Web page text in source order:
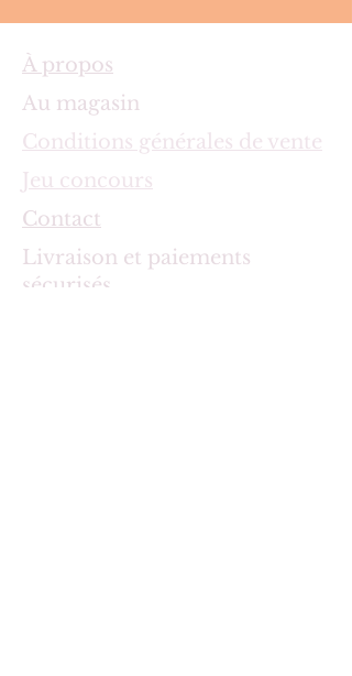
À propos
Au magasin
Conditions générales de vente
Jeu concours
Contact
Livraison et paiements
sécurisés